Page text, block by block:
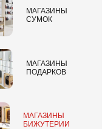
МАГАЗИНЫ
СУМОК
МАГАЗИНЫ
ПОДАРКОВ
МАГАЗИНЫ
БИЖУТЕРИИ